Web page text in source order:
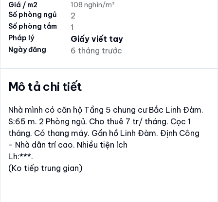
Giá / m2
108 nghìn/m²
Số phòng ngủ
2
Số phòng tắm 1
Pháp lý Giấy viết tay
Ngày đăng 6 tháng trước
Mô tả chi tiết
Nhà mình có căn hộ Tầng 5 chung cư Bắc Linh Đàm.
S:65 m. 2 Phòng ngủ. Cho thuê 7 tr/ tháng. Cọc 1
tháng. Có thang máy. Gần hồ Linh Đàm. Định Công
- Nhà dân trí cao. Nhiều tiện ích
Lh:***.
(Ko tiếp trung gian)